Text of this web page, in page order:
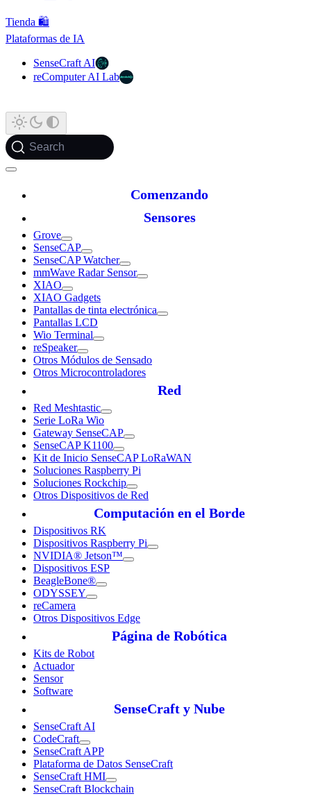
Tienda 🛍️
Plataformas de IA
SenseCraft AI
reComputer AI Lab
Search
Comenzando
Sensores
Grove
SenseCAP
SenseCAP Watcher
mmWave Radar Sensor
XIAO
XIAO Gadgets
Pantallas de tinta electrónica
Pantallas LCD
Wio Terminal
reSpeaker
Otros Módulos de Sensado
Otros Microcontroladores
Red
Red Meshtastic
Serie LoRa Wio
Gateway SenseCAP
SenseCAP K1100
Kit de Inicio SenseCAP LoRaWAN
Soluciones Raspberry Pi
Soluciones Rockchip
Otros Dispositivos de Red
Computación en el Borde
Dispositivos RK
Dispositivos Raspberry Pi
NVIDIA® Jetson™
Dispositivos ESP
BeagleBone®
ODYSSEY
reCamera
Otros Dispositivos Edge
Página de Robótica
Kits de Robot
Actuador
Sensor
Software
SenseCraft y Nube
SenseCraft AI
CodeCraft
SenseCraft APP
Plataforma de Datos SenseCraft
SenseCraft HMI
SenseCraft Blockchain